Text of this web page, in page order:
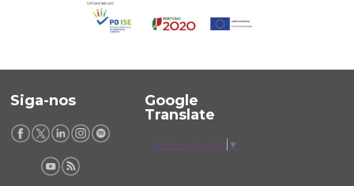
Siga-nos
Google
Translate
Select Language ▼